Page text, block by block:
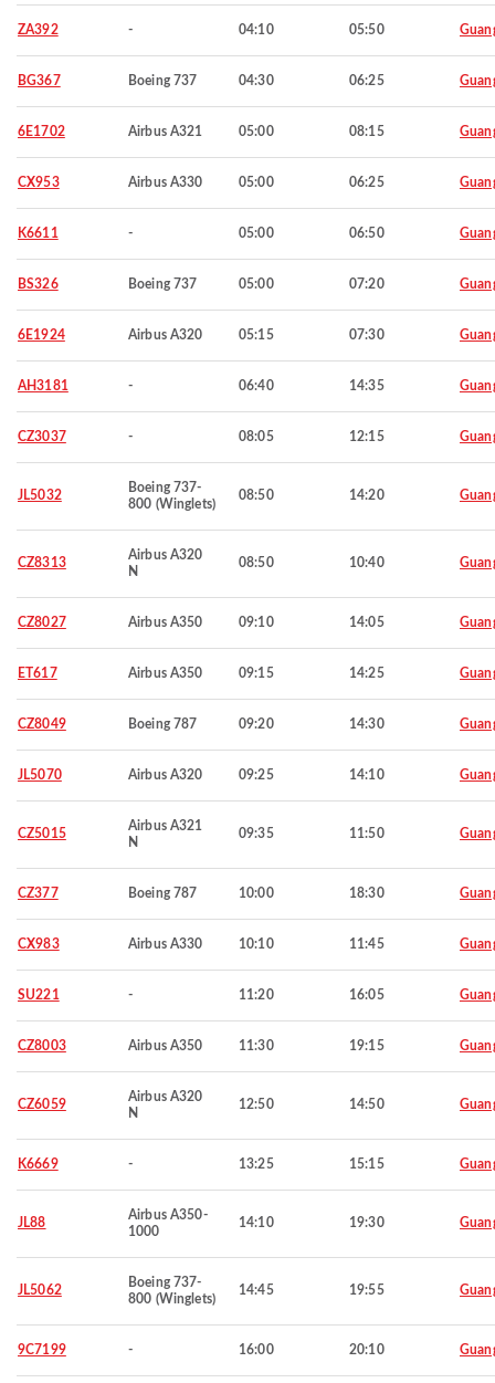
ZA392 - 04:10 05:50
BG367 Boeing 737 04:30 06:25
6E1702 Airbus A321 05:00 08:15
CX953 Airbus A330 05:00 06:25
K6611 - 05:00 06:50
BS326 Boeing 737 05:00 07:20
6E1924 Airbus A320 05:15 07:30
AH3181 - 06:40 14:35
CZ3037 - 08:05 12:15
JL5032
Boeing 737-
800 (Winglets)
08:50 14:20
CZ8313
Airbus A320
N
08:50 10:40
CZ8027 Airbus A350 09:10 14:05
ET617 Airbus A350 09:15 14:25
CZ8049 Boeing 787 09:20 14:30
JL5070 Airbus A320 09:25 14:10
CZ5015
Airbus A321
N
09:35 11:50
CZ377 Boeing 787 10:00 18:30
CX983 Airbus A330 10:10 11:45
SU221 - 11:20 16:05
CZ8003 Airbus A350 11:30 19:15
CZ6059
Airbus A320
N
12:50 14:50
K6669 - 13:25 15:15
JL88
Airbus A350-
1000
14:10 19:30
JL5062
Boeing 737-
800 (Winglets)
14:45 19:55
9C7199 - 16:00 20:10